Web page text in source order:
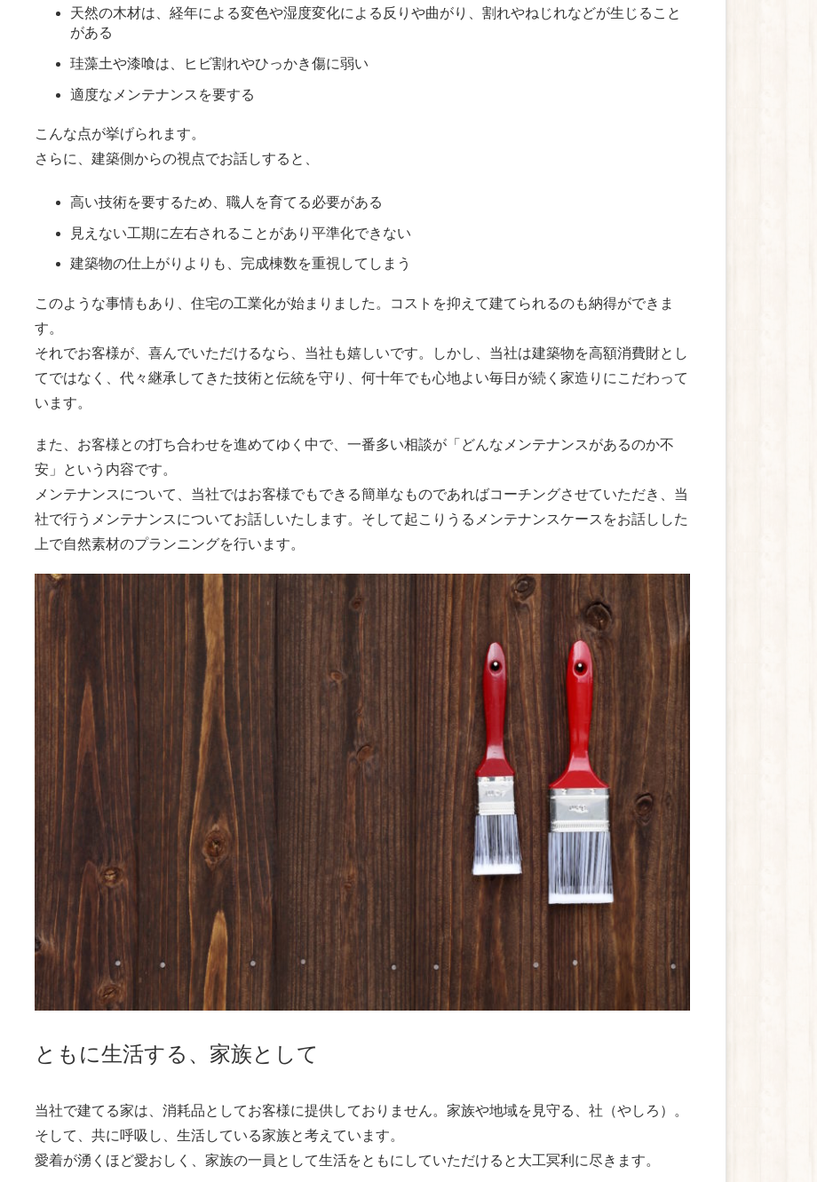
天然の木材は、経年による変色や湿度変化による反りや曲がり、割れやねじれなどが生じること
がある
珪藻土や漆喰は、ヒビ割れやひっかき傷に弱い
適度なメンテナンスを要する
こんな点が挙げられます。
さらに、建築側からの視点でお話しすると、
高い技術を要するため、職人を育てる必要がある
見えない工期に左右されることがあり平準化できない
建築物の仕上がりよりも、完成棟数を重視してしまう
このような事情もあり、住宅の工業化が始まりました。コストを抑えて建てられるのも納得ができま
す。
それでお客様が、喜んでいただけるなら、当社も嬉しいです。しかし、当社は建築物を高額消費財とし
てではなく、代々継承してきた技術と伝統を守り、何十年でも心地よい毎日が続く家造りにこだわって
います。
また、お客様との打ち合わせを進めてゆく中で、一番多い相談が「どんなメンテナンスがあるのか不
安」という内容です。
メンテナンスについて、当社ではお客様でもできる簡単なものであればコーチングさせていただき、当
社で行うメンテナンスについてお話しいたします。そして起こりうるメンテナンスケースをお話しした
上で自然素材のプランニングを行います。
ともに生活する、家族として
当社で建てる家は、消耗品としてお客様に提供しておりません。家族や地域を見守る、社（やしろ）。
そして、共に呼吸し、生活している家族と考えています。
愛着が湧くほど愛おしく、家族の一員として生活をともにしていただけると大工冥利に尽きます。